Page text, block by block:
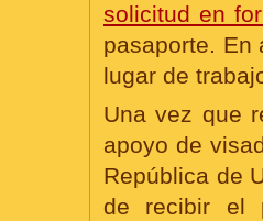
solicitud en
pasaporte. En
lugar de
Una vez que
apoyo de
República de
de recibir el